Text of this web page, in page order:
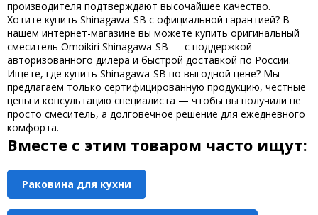
производителя подтверждают высочайшее качество.
Хотите купить Shinagawa-SB с официальной гарантией? В
нашем интернет-магазине вы можете купить оригинальный
смеситель Omoikiri Shinagawa-SB — с поддержкой
авторизованного дилера и быстрой доставкой по России.
Ищете, где купить Shinagawa-SB по выгодной цене? Мы
предлагаем только сертифицированную продукцию, честные
цены и консультацию специалиста — чтобы вы получили не
просто смеситель, а долговечное решение для ежедневного
комфорта.
Вместе с этим товаром часто ищут:
Раковина для кухни